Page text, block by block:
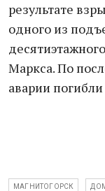
результате
одного из
Маркса. По
аварии
МАГНИТОГОРСК